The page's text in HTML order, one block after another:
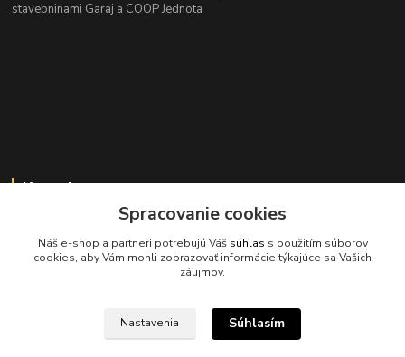
stavebninami Garaj a COOP Jednota
Kontakty
axuspneu@gmail.com
Spracovanie cookies
Náš e-shop a partneri potrebujú Váš súhlas s použitím súborov
cookies, aby Vám mohli zobrazovať informácie týkajúce sa Vašich
záujmov.
Nastavenia Súhlasím